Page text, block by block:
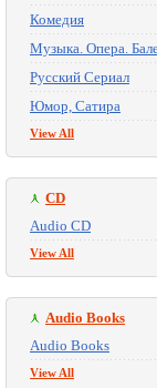
Комедия
Музыка. Опера.
Русский Сериал
Юмор, Сатира
View All
CD
Audio CD
View All
Audio Books
Audio Books
View All